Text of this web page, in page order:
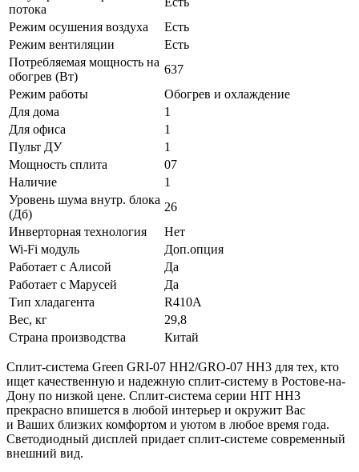
потока
Режим осушения воздуха
Есть
Режим вентиляции
Есть
Потребляемая мощность на
обогрев (Вт)
637
Режим работы
Обогрев и охлаждение
Для дома
1
Для офиса
1
Пульт ДУ
1
Мощность сплита
07
Наличие
1
Уровень шума внутр. блока
(Дб)
26
Инверторная технология
Нет
Wi-Fi модуль
Доп.опция
Работает с Алисой
Да
Работает с Марусей
Да
Тип хладагента
R410A
Вес, кг
29,8
Страна производства
Китай
Сплит-система Green GRI-07 HH2/GRO-07 HH3 для тех, кто
ищет качественную и надежную сплит-систему в Ростове-на-
Дону по низкой цене. Сплит-система серии HIT HH3
прекрасно впишется в любой интерьер и окружит Вас
и Ваших близких комфортом и уютом в любое время года.
Светодиодный дисплей придает сплит-системе современный
внешний вид.